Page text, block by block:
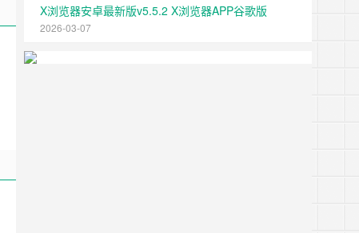
X浏览器安卓最新版v5.5.2 X浏览器APP谷歌版
2026-03-07